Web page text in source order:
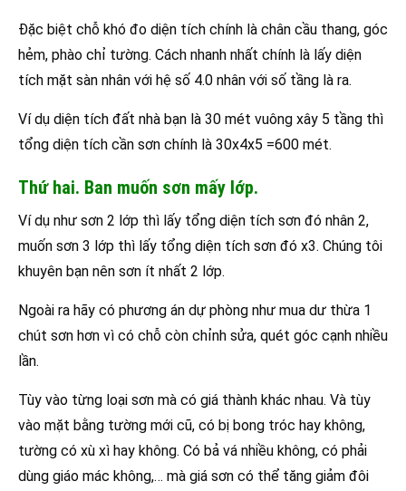
Đặc biệt chỗ khó đo diện tích chính là chân cầu thang, góc
hẻm, phào chỉ tường. Cách nhanh nhất chính là lấy diện
tích mặt sàn nhân với hệ số 4.0 nhân với số tầng là ra.
Ví dụ diện tích đất nhà bạn là 30 mét vuông xây 5 tầng thì
tổng diện tích cần sơn chính là 30x4x5 =600 mét.
Thứ hai. Ban muốn sơn mấy lớp.
Ví dụ như sơn 2 lớp thì lấy tổng diện tích sơn đó nhân 2,
muốn sơn 3 lớp thì lấy tổng diện tích sơn đó x3. Chúng tôi
khuyên bạn nên sơn ít nhất 2 lớp.
Ngoài ra hãy có phương án dự phòng như mua dư thừa 1
chút sơn hơn vì có chỗ còn chỉnh sửa, quét góc cạnh nhiều
lần.
Tùy vào từng loại sơn mà có giá thành khác nhau. Và tùy
vào mặt bằng tường mới cũ, có bị bong tróc hay không,
tường có xù xì hay không. Có bả vá nhiều không, có phải
dùng giáo mác không,… mà giá sơn có thể tăng giảm đôi